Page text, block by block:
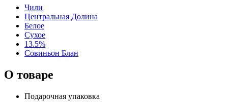
Чили
Центральная Долина
Белое
Сухое
13.5%
Совиньон Блан
О товаре
Подарочная упаковка